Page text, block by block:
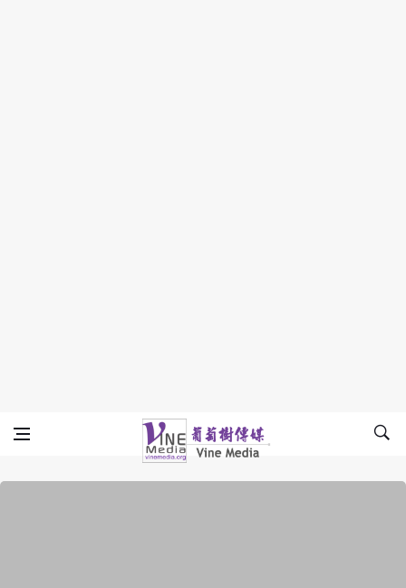
Vine Media
葡萄樹傳媒